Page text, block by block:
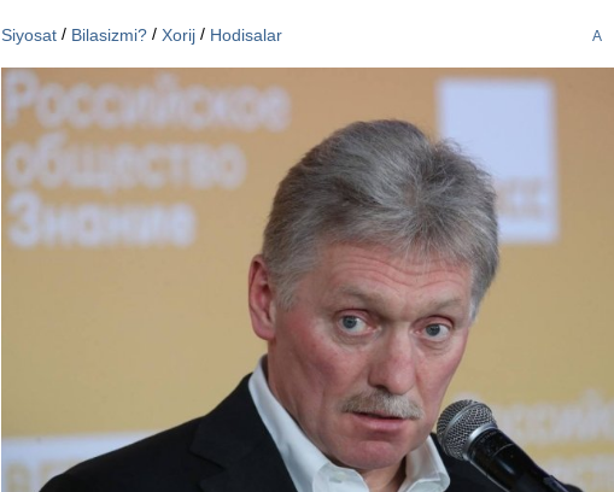
Siyosat/ Bilasizmi?/ Xorij/ Hodisalar A